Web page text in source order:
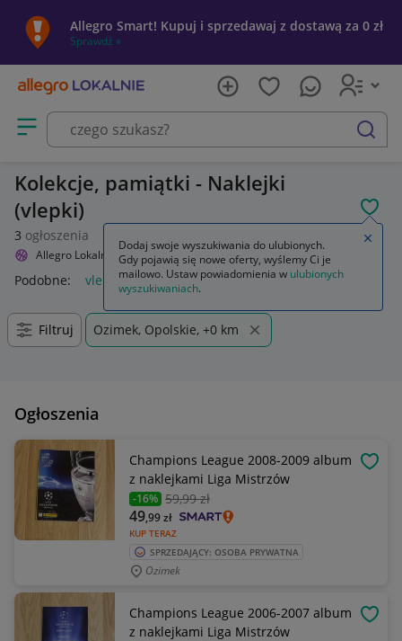
Allegro Smart! Kupuj i sprzedawaj z dostawą za 0 zł
Sprawdź »
Otwórz menu z kategoriami
szukaj
Kolekcje, pamiątki - Naklejki
(vlepki)
3 ogłoszenia
Allegro Lokalnie Sport i turystyka Kolekcje Naklejki (vlepki)
Podobne: vlepki naklejki widzew łódź naklejki wlepki
Filtruj Ozimek, Opolskie, +0 km
Ogłoszenia
Champions League 2008-2009 album
z naklejkami Liga Mistrzów
-16% 59,99 zł
KUP TERAZ
49,99zł
SPRZEDAJĄCY: OSOBA PRYWATNA
Ozimek
Champions League 2006-2007 album
z naklejkami Liga Mistrzów
Dodaj swoje wyszukiwania do ulubionych.
Gdy pojawią się nowe oferty, wyślemy Ci je
mailowo. Ustaw powiadomienia w ulubionych
wyszukiwaniach.